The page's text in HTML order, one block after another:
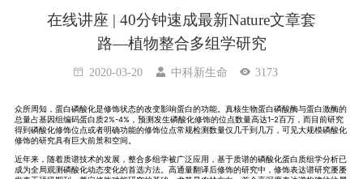
在线讲座 | 40分钟速成最新Nature文章套
路—植物整合多组学研究
2020-03-20 中科新生命 3173
众所周知，蛋白磷酸化是修饰状态的改变影响蛋白的功能。真核生物蛋白磷酸酶与蛋白激酶的
总量占基因组编码蛋白质2%-4%，预测发生磷酸化修饰的位点数量高达1-2百万，而目前研究
得到磷酸化修饰位点或者明确功能的修饰位点常规检测数量仅几千到几万，可见大规模磷酸化
修饰的研究具有巨大前景和空间。
近年来，随着质谱技术的发展，整合多组学被广泛应用，基于质谱的磷酸化蛋白质组学分析已
成为全局观测磷酸化动态变化的首选方法。高通量翻译后修饰的研究中，修饰表达谱研究屡屡